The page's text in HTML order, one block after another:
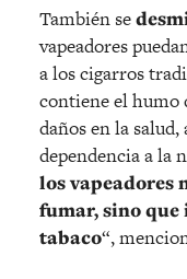
También se
vapeadores
a los cigarros
contiene el humo
daños en la
dependencia a la
los vapeadores
fumar, sino
tabaco“,